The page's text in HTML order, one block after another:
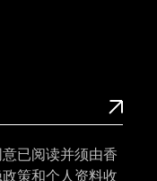
已阅读并须由香
策和个人资料收